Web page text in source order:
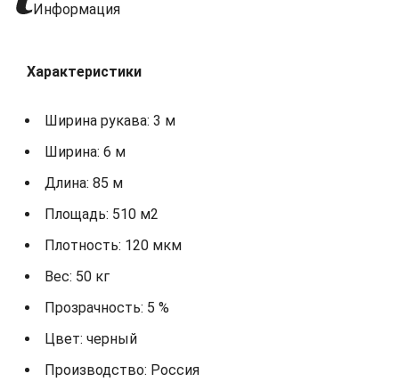
Информация
Характеристики
Ширина рукава: 3 м
Ширина: 6 м
Длина: 85 м
Площадь: 510 м2
Плотность: 120 мкм
Вес: 50 кг
Прозрачность: 5 %
Цвет: черный
Производство: Россия